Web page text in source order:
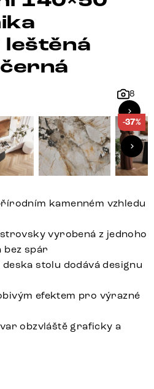
leštěná
8
-37%
kamenném vzhledu
vyrobená z jednoho
bez spár
stolu dodává designu
efektem pro výrazné
obzvláště graficky a